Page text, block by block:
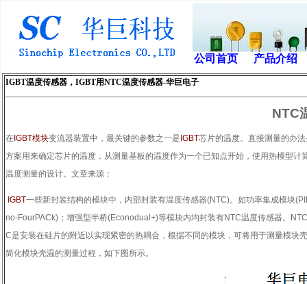
公司首页 产品介绍
IGBT温度传感器，IGBT用NTC温度传感器-华巨电子
NTC
在 IGBT模块变流器装置中，最关键的参数之一是 IGBT芯片的温度。直接测量的办
方案用来确定芯片的温度，从测量基板的温度作为一个已知点开始，使用热模型计
温度测量的设计。文章来源：
IGBT一些新封装结构的模块中，内部封装有温度传感器(NTC)。如功率集成模块
no-FourPACk) ；增强型半桥(Econodual+)等模块内均封装有NTC温度传感器。
NTC
C是安装在硅片的附近以实现紧密的热耦合，根据不同的模块，可将用于测量模块
简化模块壳温的测量过程，如下图所示。